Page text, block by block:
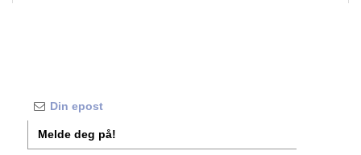
Melde deg på!